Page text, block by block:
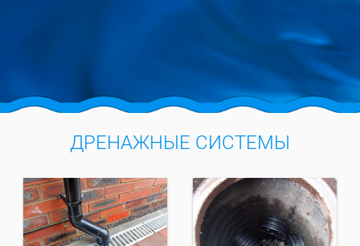
ДРЕНАЖНЫЕ СИСТЕМЫ